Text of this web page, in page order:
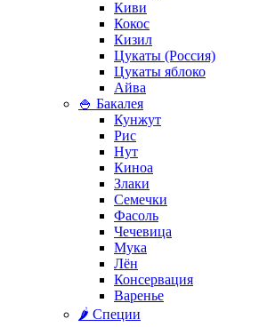
Киви
Кокос
Кизил
Цукаты (Россия)
Цукаты яблоко
Айва
🍚 Бакалея
Кунжут
Рис
Нут
Киноа
Злаки
Семечки
Фасоль
Чечевица
Мука
Лён
Консервация
Варенье
🌶️ Специи